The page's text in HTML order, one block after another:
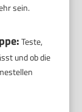
sein.
Teste,
und ob die